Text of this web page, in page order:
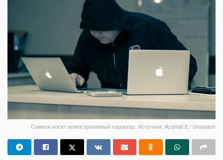
Снимок носит иллюстративный характер. Источник: Azamat E / Unsplash